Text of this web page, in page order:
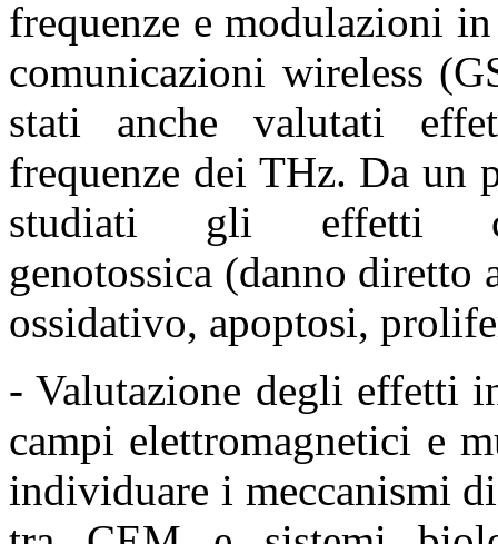
frequenze e modulazioni
comunicazioni wireless
stati anche valutati
frequenze dei THz. Da un
studiati gli effetti
genotossica (danno diretto
ossidativo, apoptosi,
- Valutazione degli effetti
campi elettromagnetici e
individuare i meccanismi